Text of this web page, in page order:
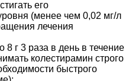
его
(менее чем 0,02 мг/л
лечения
г 3 раза в день в течение
колестирамин строго
быстрого